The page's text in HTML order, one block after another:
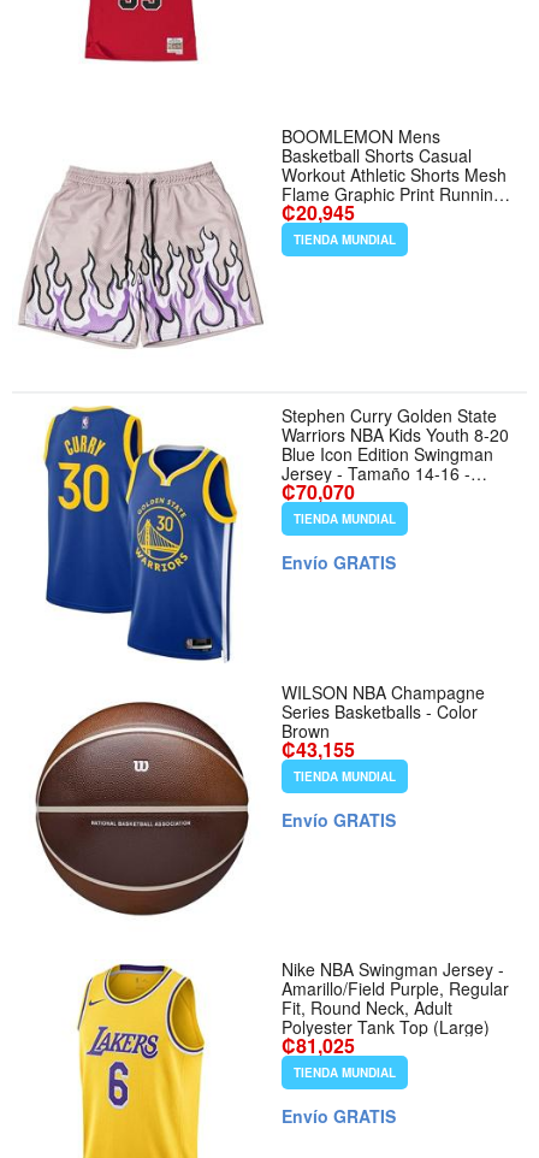
BOOMLEMON Mens
Basketball Shorts Casual
Workout Athletic Shorts Mesh
Flame Graphic Print Running
Short Pants - Tamaño Large -
Color Cool Flame Purple
₡20,945
TIENDA MUNDIAL
Stephen Curry Golden State
Warriors NBA Kids Youth 8-20
Blue Icon Edition Swingman
Jersey - Tamaño 14-16 -
Color Blue
₡70,070
TIENDA MUNDIAL
Envío GRATIS
WILSON NBA Champagne
Series Basketballs - Color
Brown
₡43,155
TIENDA MUNDIAL
Envío GRATIS
Nike NBA Swingman Jersey -
Amarillo/Field Purple, Regular
Fit, Round Neck, Adult
Polyester Tank Top (Large)
₡81,025
TIENDA MUNDIAL
Envío GRATIS